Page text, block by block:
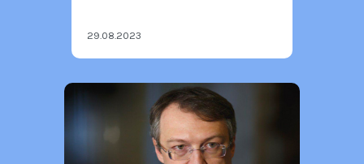
29.08.2023